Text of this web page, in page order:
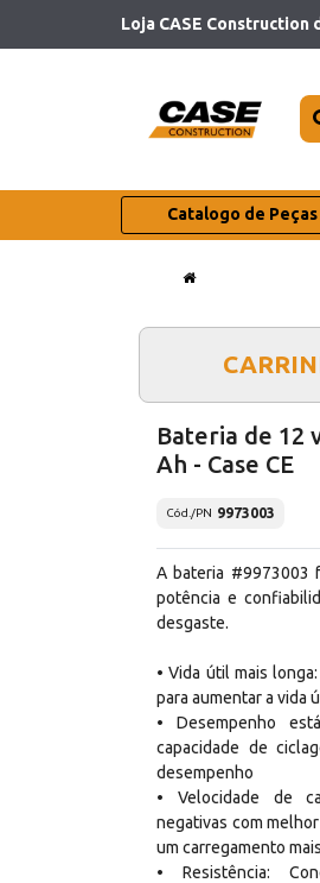
Loja CASE Construction
Catalogo de Peças
Bateria de 12
Ah - Case CE
Cód./PN 9973003
A bateria #9973003
potência e
desgaste.
• Vida útil mais
para aumentar a vida
• Desempenho
capacidade de
desempenho
• Velocidade de
negativas com
um carregamento
• Resistência: